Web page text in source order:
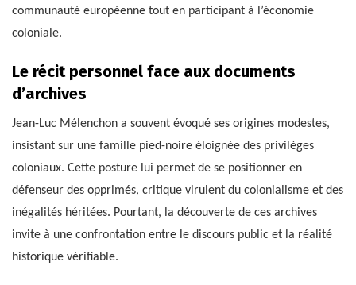
communauté européenne tout en participant à l’économie
coloniale.
Le récit personnel face aux documents
d’archives
Jean-Luc Mélenchon a souvent évoqué ses origines modestes,
insistant sur une famille pied-noire éloignée des privilèges
coloniaux. Cette posture lui permet de se positionner en
défenseur des opprimés, critique virulent du colonialisme et des
inégalités héritées. Pourtant, la découverte de ces archives
invite à une confrontation entre le discours public et la réalité
historique vérifiable.